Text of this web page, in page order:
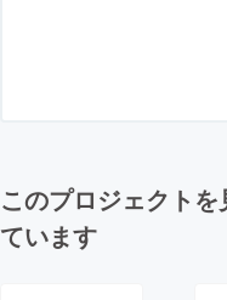
このプロジェクト
ています